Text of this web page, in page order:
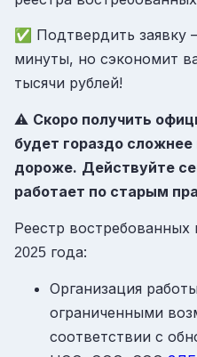
✅ Подтвердить заявку
минуты, но сэкономит
тысячи рублей!
⚠️ Скоро получить
будет гораздо сложнее
дороже. Действуйте
работает по старым
Реестр
2025 года:
Организация
ограниченными
соответствии с